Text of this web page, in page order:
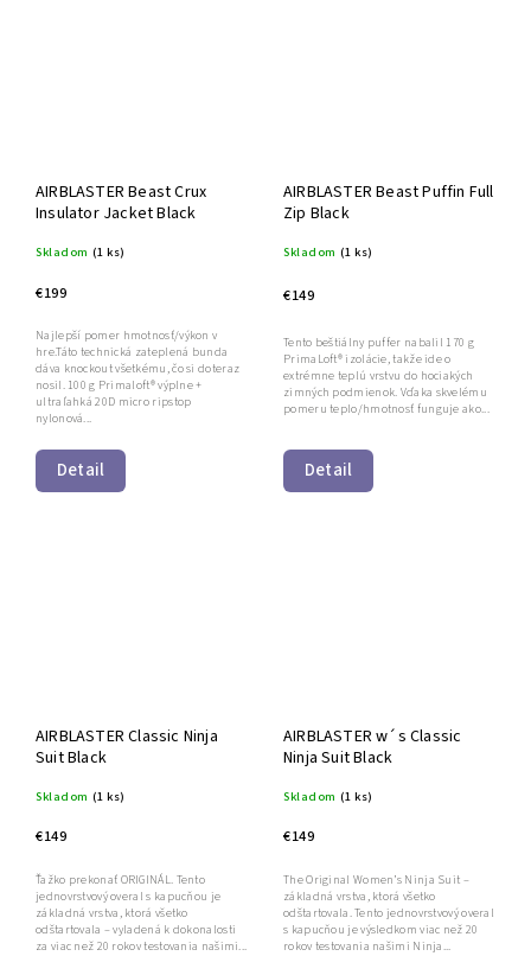
AIRBLASTER Beast Crux
Insulator Jacket Black
Skladom (1 ks)
€199
Detail
Najlepší pomer hmotnosť/výkon v
hre.Táto technická zateplená bunda
dáva knockout všetkému, čo si doteraz
nosil. 100 g Primaloft® výplne +
ultraľahká 20D micro ripstop
nylonová...
AIRBLASTER Beast Puffin Full
Zip Black
Skladom (1 ks)
€149
Detail
Tento beštiálny puffer nabalil 170 g
PrimaLoft® izolácie, takže ide o
extrémne teplú vrstvu do hociakých
zimných podmienok. Vďaka skvelému
pomeru teplo/hmotnosť funguje ako...
AIRBLASTER Classic Ninja
Suit Black
Skladom (1 ks)
€149
Ťažko prekonať ORIGINÁL. Tento
jednovrstvový overal s kapucňou je
základná vrstva, ktorá všetko
odštartovala – vyladená k dokonalosti
za viac než 20 rokov testovania našimi...
AIRBLASTER w´s Classic
Ninja Suit Black
Skladom (1 ks)
€149
The Original Women’s Ninja Suit –
základná vrstva, ktorá všetko
odštartovala. Tento jednovrstvový overal
s kapucňou je výsledkom viac než 20
rokov testovania našimi Ninja...